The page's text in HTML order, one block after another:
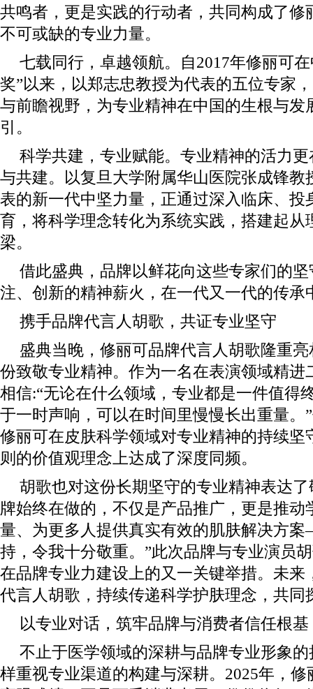
共鸣者，更是实践的行动者，共同构成了修
不可或缺的专业力量。
七载同行，卓越领航。自2017年修丽可
奖”以来，以郑志忠教授为代表的五位专家
与前瞻视野，为专业精神在中国的生根与发
引。
科学共建，专业赋能。专业精神的活力
与共建。以复旦大学附属华山医院张成锋教
表的新一代中坚力量，正通过深入临床、投
育，将科学理念转化为系统实践，搭建起从
梁。
借此盛典，品牌以鲜花向这些专家们的
注、创新的精神薪火，在一代又一代的传承
携手品牌代言人胡歌，共证专业坚守
盛典当晚，修丽可品牌代言人胡歌隆重
份致敬专业精神。作为一名在表演领域精进
相信:“无论在什么领域，专业都是一件值得
于一时声响，可以在时间里慢慢长出重量。
修丽可在皮肤科学领域对专业精神的持续坚
则的价值观理念上达成了深度同频。
胡歌也对这份长期坚守的专业精神表达
牌始终在做的，不仅是产品推广，更是推动
量、为更多人提供真实有效的肌肤解决方
持，令我十分敬重。”此次品牌与专业演员
在品牌专业力建设上的又一关键举措。未来
代言人胡歌，持续传递科学护肤理念，共同
以专业对话，筑牢品牌与消费者信任根基
不止于医学领域的深耕与品牌专业形象
样重视专业渠道的构建与深耕。2025年，